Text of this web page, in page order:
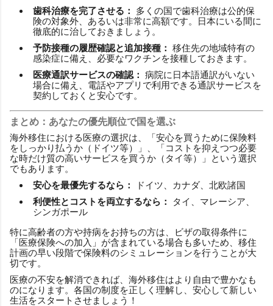
歯科治療を完了させる：
多くの国で歯科治療は公的保
険の対象外、あるいは非常に高額です。日本にいる間に
徹底的に治しておきましょう。
予防接種の履歴確認と追加接種： 移住先の地域特有の
感染症に備え、必要なワクチンを接種しておきます。
医療通訳サービスの確認： 病院に日本語通訳がいない
場合に備え、電話やアプリで利用できる通訳サービスを
契約しておくと安心です。
まとめ：あなたの優先順位で国を選ぶ
海外移住における医療の選択は、「安心を買うために保険料
をしっかり払うか（ドイツ等）」、「コストを抑えつつ必要
な時だけ質の高いサービスを買うか（タイ等）」という選択
でもあります。
安心を最優先するなら：
ドイツ、カナダ、北欧諸国
利便性とコストを両立するなら：
タイ、マレーシア、
シンガポール
特に高齢者の方や持病をお持ちの方は、ビザの取得条件に
「医療保険への加入」が含まれている場合も多いため、移住
計画の早い段階で保険料のシミュレーションを行うことが大
切です。
医療の不安を解消できれば、海外移住はより自由で豊かなも
のになります。各国の制度を正しく理解し、安心して新しい
生活をスタートさせましょう！